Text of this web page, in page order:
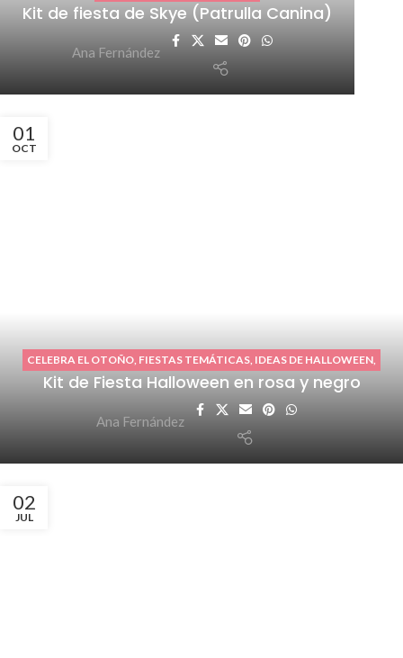
Kit de fiesta de Skye (Patrulla Canina)
Ana Fernández
01
OCT
CELEBRA EL OTOÑO FIESTAS TEMÁTICAS IDEAS DE HALLOWEEN
KITS DE FIESTA,MIS TRABAJOS
Kit de Fiesta Halloween en rosa y negro
Ana Fernández
02
JUL